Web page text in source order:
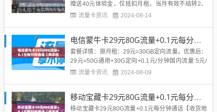
赠送40元体验金，仅抵扣月租，当月有效不结转2、
每月额外赠送45GB通用流量，有效期2年，激活后3
年，激活后3个工作日到账4、激活首月通过指定链接
充...
流量卡资讯 2024-08-14
电信蒙牛卡29元80G流量+0.1元每分钟通话【两年视频会员+长期套餐】
套餐详情：原月租：29元=30GB定向流量。优惠后：
29元=50G通用+30G定向+0.1元/分钟国内流量:5元/
G，短信/彩信:0.1元/条，国内语音:0.1元/分钟通话。
激活当月送体验金30元，首月套餐...
流量卡资讯 2024-08-09
移动宝藏卡29元80G流量+0.1元每分钟通话【收货地即归属地】
移动宝藏卡29元80G流量+0.1元每分钟通话【收货地